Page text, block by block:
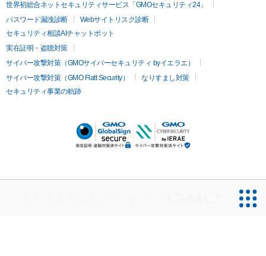
世界初総合ネットセキュリティサービス「GMOセキュリティ24」
パスワード漏洩診断
Webサイトリスク診断
セキュリティ相談AIチャットボット
実在証明・盗聴対策
サイバー攻撃対策（GMOサイバーセキュリティ byイエラエ）
サイバー攻撃対策（GMO Flatt Security）
なりすまし対策
セキュリティ事業の軌跡